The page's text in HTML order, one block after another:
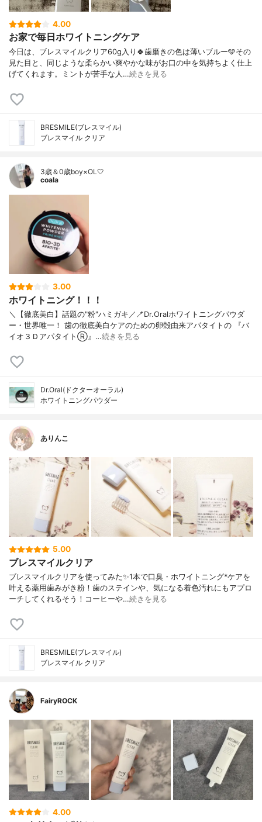
4.00
お家で毎日ホワイトニングケア
今日は、ブレスマイルクリア60g入り🍀歯磨きの色は薄いブルー🩵その
見た目と、同じような柔らかい爽やかな味がお口の中を気持ちよく仕上
げてくれます。ミントが苦手な人…続きを見る
BRESMILE(ブレスマイル)
ブレスマイル クリア
3歳＆0歳boy×OL🤍
coala
3.00
ホワイトニング！！！
＼【徹底美白】話題の"粉"ハミガキ／🪥Dr.Oralホワイトニングパウダ
ー・世界唯一！ 歯の徹底美白ケアのための卵殻由来アパタイトの 『バ
イオ３ＤアパタイトⓇ』…続きを見る
Dr.Oral(ドクターオーラル)
ホワイトニングパウダー
ありんこ
5.00
ブレスマイルクリア
ブレスマイルクリアを使ってみた✨1本で口臭・ホワイトニング*ケアを
叶える薬用歯みがき粉！歯のステインや、気になる着色汚れにもアプロ
ーチしてくれるそう！コーヒーや…続きを見る
BRESMILE(ブレスマイル)
ブレスマイル クリア
FairyROCK
4.00